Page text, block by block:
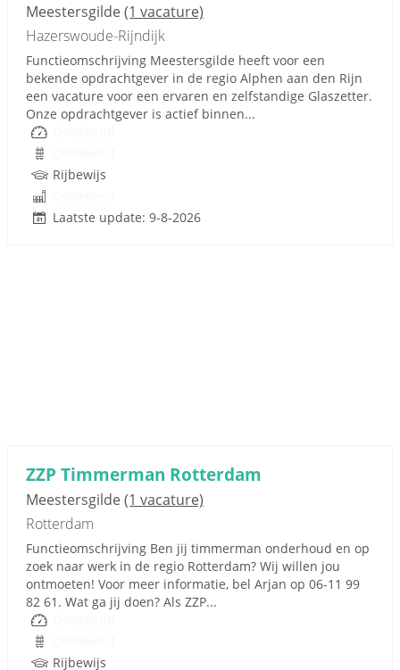
Meestersgilde(1 vacature)
Hazerswoude-Rijndijk
Functieomschrijving Meestersgilde heeft voor een
bekende opdrachtgever in de regio Alphen aan den Rijn
een vacature voor een ervaren en zelfstandige Glaszetter.
Onze opdrachtgever is actief binnen...
Rijbewijs
Laatste update: 9-8-2026
ZZP Timmerman Rotterdam
Meestersgilde(1 vacature)
Rotterdam
Functieomschrijving Ben jij timmerman onderhoud en op
zoek naar werk in de regio Rotterdam? Wij willen jou
ontmoeten! Voor meer informatie, bel Arjan op 06-11 99
82 61. Wat ga jij doen? Als ZZP...
Rijbewijs